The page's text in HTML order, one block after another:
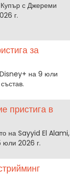
с Джереми
г.
за
Disney+ на 9 юли
пристига в
на Sayyid El Alami,
2026 г.